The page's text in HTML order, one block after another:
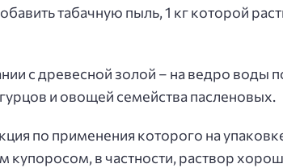
табачную пыль, 1 кг которой
с древесной золой – на ведро воды
и овощей семейства пасленовых.
по применения которого на
в частности, раствор